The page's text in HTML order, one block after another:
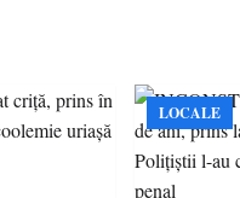
LOCALE